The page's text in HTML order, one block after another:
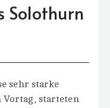
Solothurn
sehr starke
Vortag, starteten